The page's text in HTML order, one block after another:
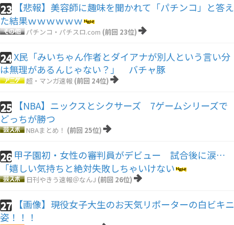
23
【悲報】美容師に趣味を聞かれて「パチンコ」と答え
た結果ｗｗｗｗｗｗ
パチンコ・パチスロ.com (前回 23位)
24X民「みいちゃん作者とダイアナが別人という言い分
は無理があるんじゃない？」 バチャ豚
超・マンガ速報 (前回 24位)
25
【NBA】ニックスとシクサーズ 7ゲームシリーズで
どっちが勝つ
NBAまとめ！ (前回 25位)
26 甲子園初・女性の審判員がデビュー 試合後に涙…
「嬉しい気持ちと絶対失敗しちゃいけない
日刊やきう速報＠なんJ (前回 26位)
27
【画像】現役女子大生のお天気リポーターの白ビキニ
姿！！！